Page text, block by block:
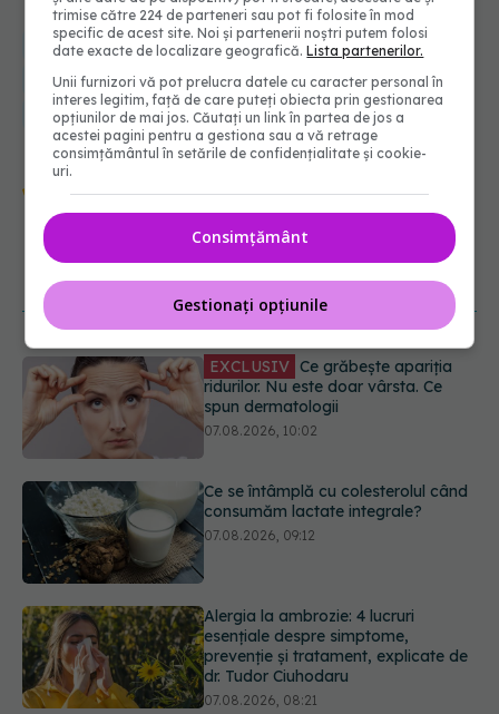
medical sanatate diaree constipatie
cancer de colon
sindromul colonului iritabil
simptome colon iritabil
cauze colon iritabil
Urmărește-ne și pe Google News -
abonează‑te!
NOUTĂȚI
Ce se întâmplă cu colesterolul când
consumăm lactate integrale?
07.08.2026, 09:12
Alergia la ambrozie: 4 lucruri
esențiale despre simptome,
prevenție și tratament, explicate de
EXCLUSIV Brahiterapie vs
radioterapie externă în cancerul
ginecologic. Dr. Sorin Bogdan
(SANADOR) explică diferența și
cum acționează tratamentul
trimise către 224 de parteneri sau pot fi folosite în mod
specific de acest site. Noi și partenerii noștri putem folosi
date exacte de localizare geografică.Lista partenerilor.
Unii furnizori vă pot prelucra datele cu caracter personal în
interes legitim, față de care puteți obiecta prin gestionarea
opțiunilor de mai jos. Căutați un link în partea de jos a
acestei pagini pentru a gestiona sau a vă retrage
consimțământul în setările de confidențialitate și cookie-
uri.
Consimțământ
Gestionați opțiunile